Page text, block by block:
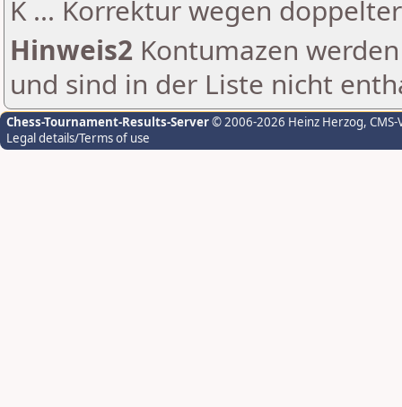
K ... Korrektur wegen
Hinweis2 Kontumazen
und sind in der Liste nicht
Chess-Tournament-Results-Server© 2006-2026 Heinz Herzog,
Legal details/Terms of use